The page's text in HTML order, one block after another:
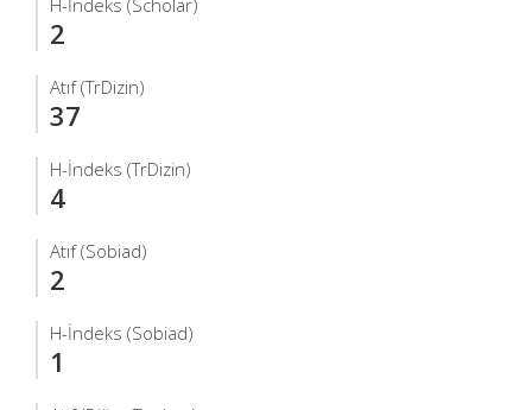
2
Atıf (TrDizin)
37
H-İndeks (TrDizin)
4
Atıf (Sobiad)
2
H-İndeks (Sobiad)
1